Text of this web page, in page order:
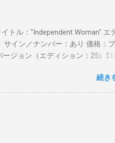
トル："Independent Woman" エ
サイン／ナンバー：あり 価格：
ジョン（エディション：25）
続き